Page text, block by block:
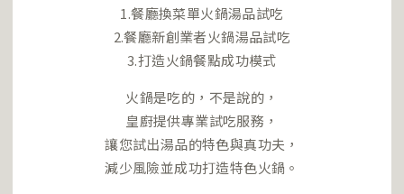
1.餐廳換菜單火鍋湯品試吃
2.餐廳新創業者火鍋湯品試吃
3.打造火鍋餐點成功模式
火鍋是吃的，不是說的，
皇廚提供專業試吃服務，
讓您試出湯品的特色與真功夫，
減少風險並成功打造特色火鍋。